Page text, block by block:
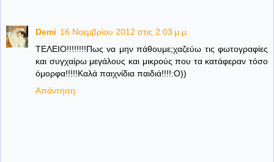
Demi 16 Νοεμβρίου 2012 στις 2:03 μ.μ.
TΕΛΕΙΟ!!!!!!!!Πως να μην πάθουμε;χαζεύω τις φωτογραφίες
και συγχαίρω μεγάλους και μικρούς που τα κατάφεραν τόσο
όμορφα!!!!!Καλά παιχνίδια παιδιά!!!!:Ο))
Απάντηση